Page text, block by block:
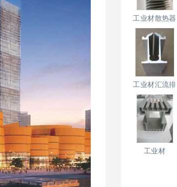
工业材散热器
工业材汇流排
工业材